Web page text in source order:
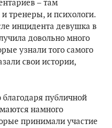
– там
тренеры, и психологи.
инцидента девушка в
довольно много
узнали того самого
свои истории,
публичной
намного
принимали участие